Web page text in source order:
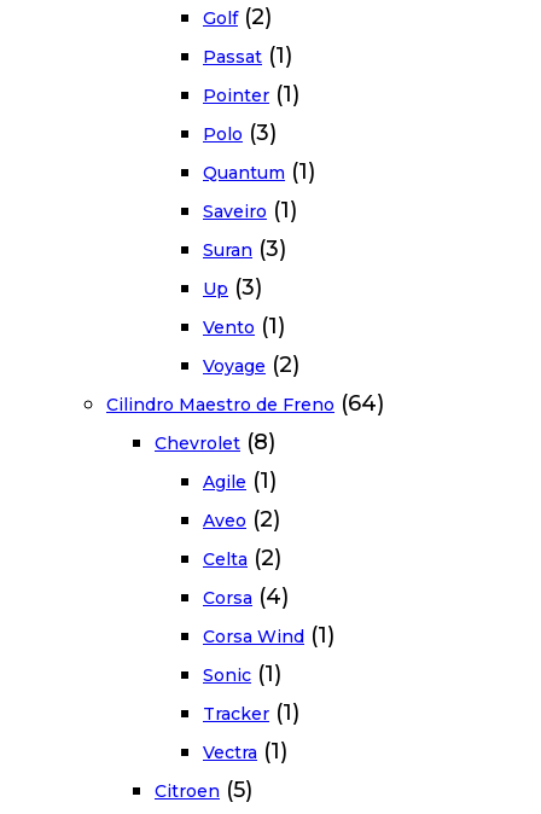
Golf (2)
Passat (1)
Pointer (1)
Polo (3)
Quantum (1)
Saveiro (1)
Suran (3)
Up (3)
Vento (1)
Voyage (2)
Cilindro Maestro de Freno (64)
Chevrolet (8)
Agile (1)
Aveo (2)
Celta (2)
Corsa (4)
Corsa Wind (1)
Sonic (1)
Tracker (1)
Vectra (1)
Citroen (5)